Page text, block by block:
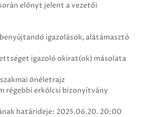
előnyt jelent a vezetői
igazolások, alátámasztó
igazoló okirat(ok) másolata
önéletrajz
régebbi erkölcsi bizonyítvány
határideje: 2025.06.20. 20:00